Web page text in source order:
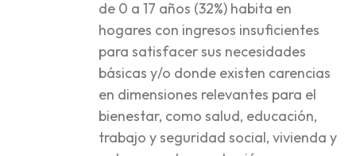
de 0 a 17 años (32%) habita en
hogares con ingresos insuficientes
para satisfacer sus necesidades
básicas y/o donde existen carencias
en dimensiones relevantes para el
bienestar, como salud, educación,
trabajo y seguridad social, vivienda y